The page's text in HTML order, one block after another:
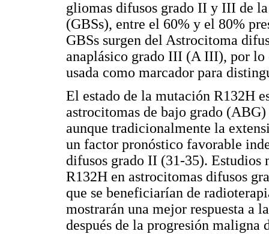
gliomas difusos grado II y III de
(GBSs), entre el 60% y el 80%
GBSs surgen del Astrocitoma
anaplásico grado III (A III), por lo
usada como marcador para
El estado de la mutación R132H
astrocitomas de bajo grado
aunque tradicionalmente la
un factor pronóstico favorable
difusos grado II (31-35). Estudios
R132H en astrocitomas difusos
que se beneficiarían de
mostrarán una mejor respuesta a
después de la progresión maligna